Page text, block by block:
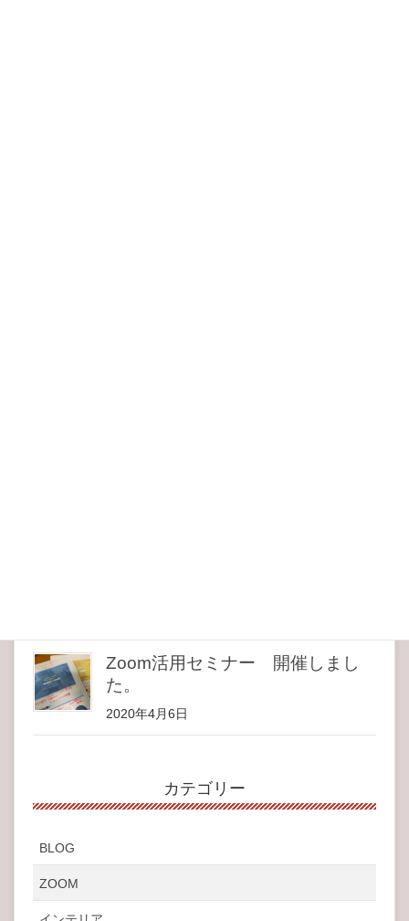
Zoom活用セミナー 開催しまし
た。
2020年4月6日
カテゴリー
BLOG
ZOOM